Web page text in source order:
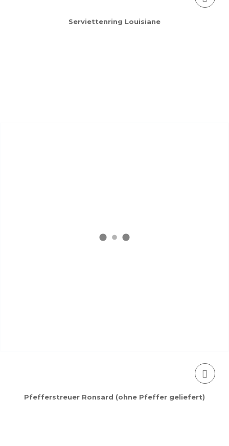
Serviettenring Louisiane
Pfefferstreuer Ronsard (ohne Pfeffer geliefert)